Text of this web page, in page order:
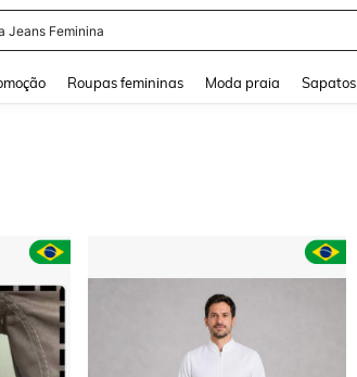
Jeans Feminina
Roupas femininas Moda praia Sapatos